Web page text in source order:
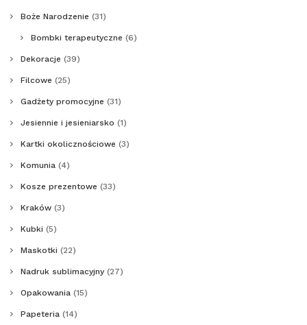
Boże Narodzenie (31)
Bombki terapeutyczne (6)
Dekoracje (39)
Filcowe (25)
Gadżety promocyjne (31)
Jesiennie i jesieniarsko (1)
Kartki okolicznościowe (3)
Komunia (4)
Kosze prezentowe (33)
Kraków (3)
Kubki (5)
Maskotki (22)
Nadruk sublimacyjny (27)
Opakowania (15)
Papeteria (14)